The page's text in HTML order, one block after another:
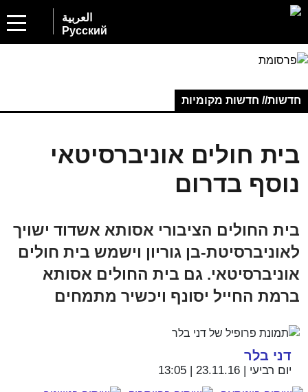
العربية
Русский
חדשות// חדשות מקומיות
בית חולים אוניברסיטאי
נוסף בדרום
בית החולים הציבורי אסותא אשדוד ישויך
לאוניברסיטת-בן גוריון וישמש בית חולים
אוניברסיטאי. גם בית החולים אסותא
ברמת החייל יסונף ויכשיר מתמחים
דני בלר
יום רביעי | 23.11.16 | 13:05